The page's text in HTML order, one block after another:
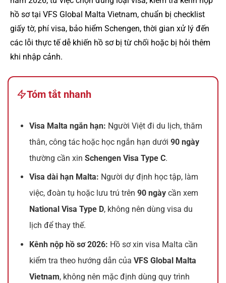
hồ sơ tại VFS Global Malta Vietnam, chuẩn bị checklist
giấy tờ, phí visa, bảo hiểm Schengen, thời gian xử lý đến
các lỗi thực tế dễ khiến hồ sơ bị từ chối hoặc bị hỏi thêm
khi nhập cảnh.
Tóm tắt nhanh
Visa Malta ngắn hạn: Người Việt đi du lịch, thăm
thân, công tác hoặc học ngắn hạn dưới90 ngày
thường cần xinSchengen Visa Type C.
Visa dài hạn Malta: Người dự định học tập, làm
việc, đoàn tụ hoặc lưu trú trên90 ngày cần xem
National Visa Type D, không nên dùng visa du
lịch để thay thế.
Kênh nộp hồ sơ 2026: Hồ sơ xin visa Malta cần
kiểm tra theo hướng dẫn củaVFS Global Malta
Vietnam, không nên mặc định dùng quy trình